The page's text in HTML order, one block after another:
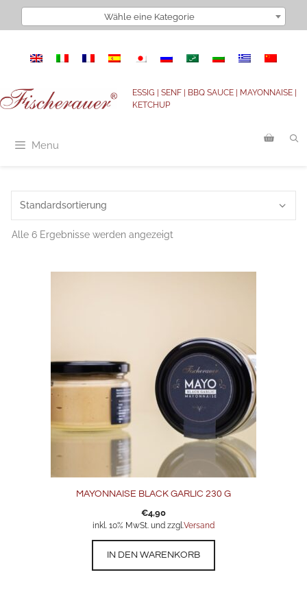
Inhalt
Wähle eine Kategorie
ESSIG | SENF | BBQ SAUCE | MAYONNAISE |
KETCHUP
Menu
Alle 6 Ergebnisse werden angezeigt
MAYONNAISE BLACK GARLIC 230 G
€4,90
inkl. 10% MwSt. und zzgl.Versand
IN DEN WARENKORB